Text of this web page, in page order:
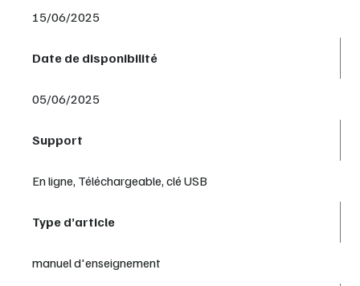
15/06/2025
Date de disponibilité
05/06/2025
Support
En ligne, Téléchargeable, clé USB
Type d’article
manuel d'enseignement